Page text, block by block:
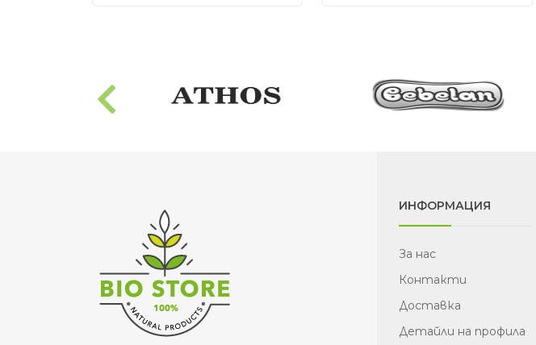
ИНФОРМАЦИЯ
За нас
Контакти
Доставка
Детайли на профила